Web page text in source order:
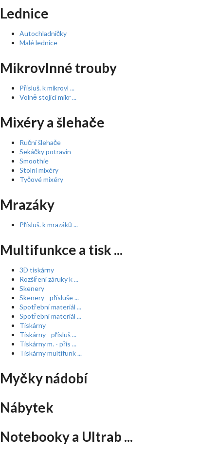
Lednice
Autochladničky
Malé lednice
Mikrovlnné trouby
Přísluš. k mikrovl ...
Volně stojící mikr ...
Mixéry a šlehače
Ruční šlehače
Sekáčky potravin
Smoothie
Stolní mixéry
Tyčové mixéry
Mrazáky
Přísluš. k mrazáků ...
Multifunkce a tisk ...
3D tiskárny
Rozšíření záruky k ...
Skenery
Skenery - přísluše ...
Spotřební materiál ...
Spotřební materiál ...
Tiskárny
Tiskárny - přísluš ...
Tiskárny m. - přís ...
Tiskárny multifunk ...
Myčky nádobí
Nábytek
Notebooky a Ultrab ...